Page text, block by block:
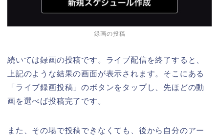
録画の投稿
続いては録画の投稿です。ライブ配信を終了すると、
上記のような結果の画面が表示されます。そこにある
「ライブ録画投稿」のボタンをタップし、先ほどの動
画を選べば投稿完了です。
また、その場で投稿できなくても、後から自分のアー